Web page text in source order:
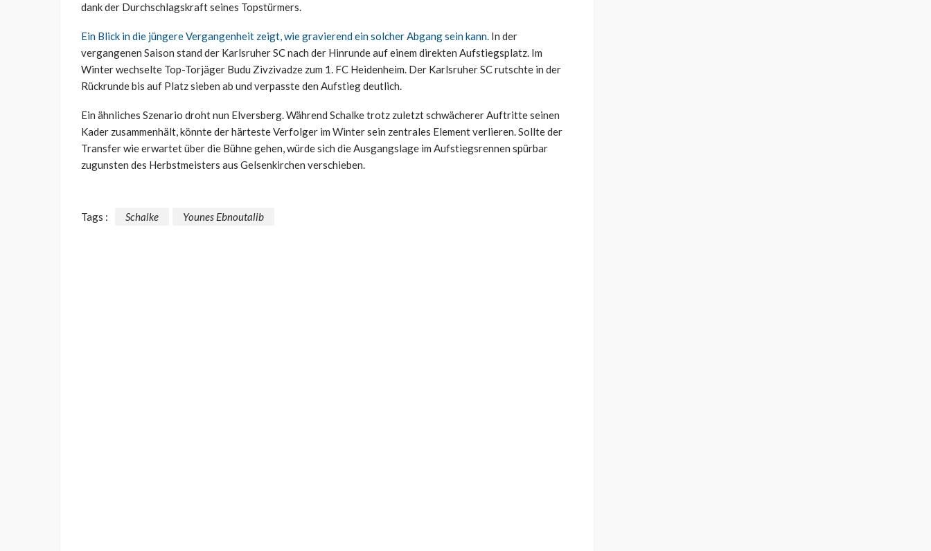
dank der Durchschlagskraft seines Topstürmers.
Ein Blick in die jüngere Vergangenheit zeigt, wie gravierend ein solcher Abgang sein kann. In der
vergangenen Saison stand der Karlsruher SC nach der Hinrunde auf einem direkten Aufstiegsplatz. Im
Winter wechselte Top-Torjäger Budu Zivzivadze zum 1. FC Heidenheim. Der Karlsruher SC rutschte in der
Rückrunde bis auf Platz sieben ab und verpasste den Aufstieg deutlich.
Ein ähnliches Szenario droht nun Elversberg. Während Schalke trotz zuletzt schwächerer Auftritte seinen
Kader zusammenhält, könnte der härteste Verfolger im Winter sein zentrales Element verlieren. Sollte der
Transfer wie erwartet über die Bühne gehen, würde sich die Ausgangslage im Aufstiegsrennen spürbar
zugunsten des Herbstmeisters aus Gelsenkirchen verschieben.
Tags : Schalke Younes Ebnoutalib